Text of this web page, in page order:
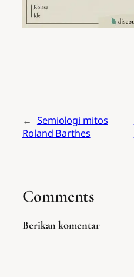
← Semiologi mitos
Roland Barthes
Comments
Berikan komentar